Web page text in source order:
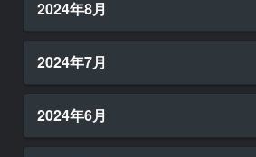
2024年8月
2024年7月
2024年6月